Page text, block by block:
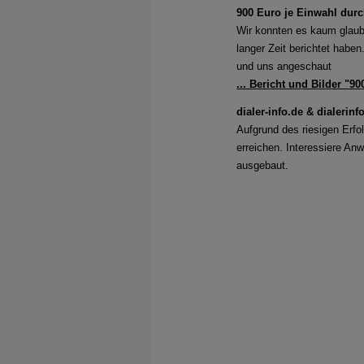
900 Euro je Einwahl
Wir konnten es kaum
langer Zeit berichtet
und uns angeschaut
... Bericht und Bilder
dialer-info.de &
Aufgrund des riesigen
erreichen. Interessiere
ausgebaut.